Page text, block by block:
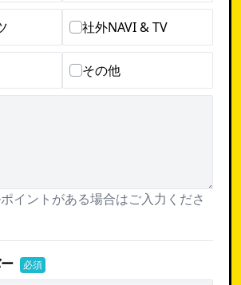
社外NAVI & TV
その他
イントがある場合はご入力くださ
必須